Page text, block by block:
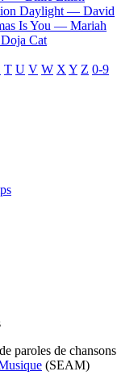
Daylight — David
Is You — Mariah
Doja Cat
T U V W X Y Z 0-9
paroles de chansons
(SEAM)